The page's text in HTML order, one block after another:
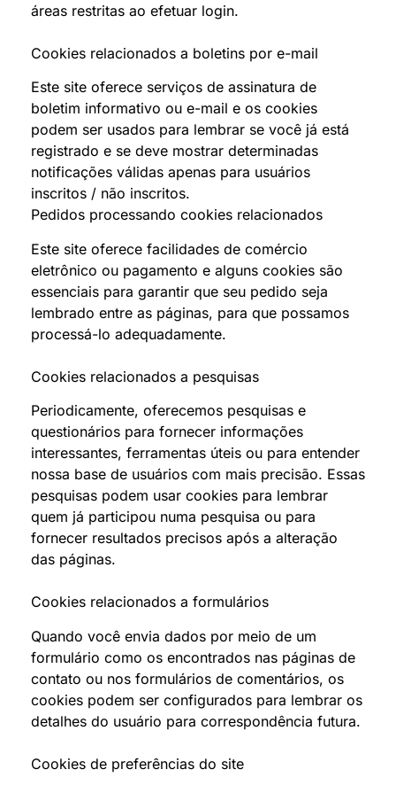
áreas restritas ao efetuar login.
Cookies relacionados a boletins por e-mail
Este site oferece serviços de assinatura de
boletim informativo ou e-mail e os cookies
podem ser usados para lembrar se você já está
registrado e se deve mostrar determinadas
notificações válidas apenas para usuários
inscritos / não inscritos.
Pedidos processando cookies relacionados
Este site oferece facilidades de comércio
eletrônico ou pagamento e alguns cookies são
essenciais para garantir que seu pedido seja
lembrado entre as páginas, para que possamos
processá-lo adequadamente.
Cookies relacionados a pesquisas
Periodicamente, oferecemos pesquisas e
questionários para fornecer informações
interessantes, ferramentas úteis ou para entender
nossa base de usuários com mais precisão. Essas
pesquisas podem usar cookies para lembrar
quem já participou numa pesquisa ou para
fornecer resultados precisos após a alteração
das páginas.
Cookies relacionados a formulários
Quando você envia dados por meio de um
formulário como os encontrados nas páginas de
contato ou nos formulários de comentários, os
cookies podem ser configurados para lembrar os
detalhes do usuário para correspondência futura.
Cookies de preferências do site